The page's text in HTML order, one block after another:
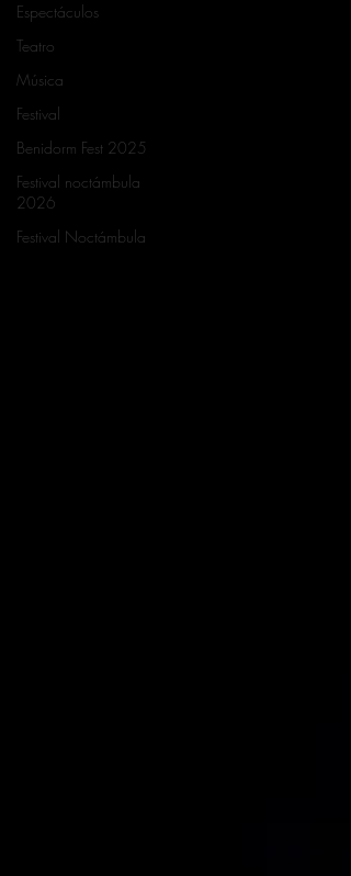
Espectáculos
Teatro
Música
Festival
Benidorm Fest 2025
Festival noctámbula
2026
Festival Noctámbula